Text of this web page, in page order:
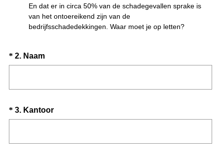
En dat er in circa 50% van de schadegevallen sprake is
van het ontoereikend zijn van de
bedrijfsschadedekkingen. Waar moet je op letten?
Question
* 2. Naam(
V
r
i
Question
* 3. Kantoor(
V
r